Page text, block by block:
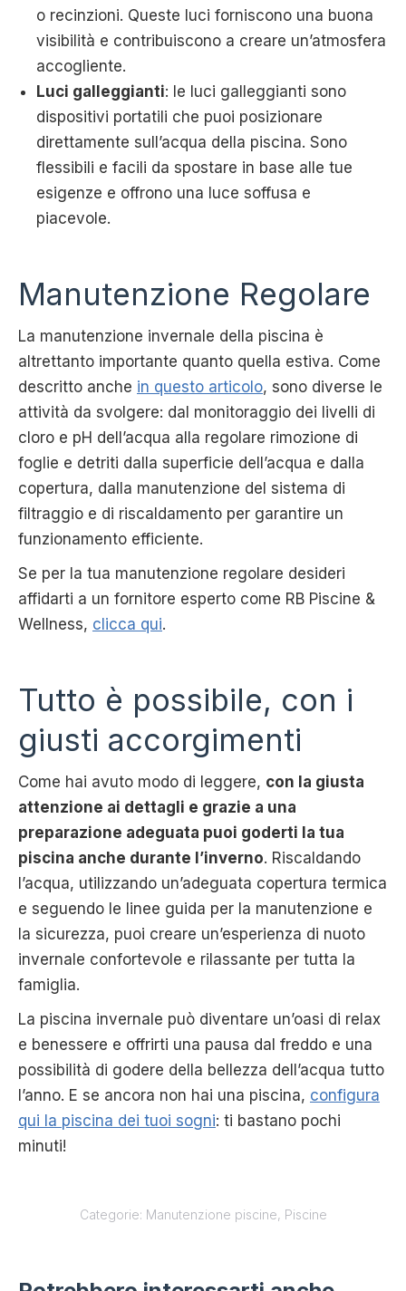
o recinzioni. Queste luci forniscono una buona
visibilità e contribuiscono a creare un’atmosfera
accogliente.
Luci galleggianti: le luci galleggianti sono
dispositivi portatili che puoi posizionare
direttamente sull’acqua della piscina. Sono
flessibili e facili da spostare in base alle tue
esigenze e offrono una luce soffusa e
piacevole.
Manutenzione Regolare
La manutenzione invernale della piscina è
altrettanto importante quanto quella estiva. Come
descritto anche in questo articolo, sono diverse le
attività da svolgere: dal monitoraggio dei livelli di
cloro e pH dell’acqua alla regolare rimozione di
foglie e detriti dalla superficie dell’acqua e dalla
copertura, dalla manutenzione del sistema di
filtraggio e di riscaldamento per garantire un
funzionamento efficiente.
Se per la tua manutenzione regolare desideri
affidarti a un fornitore esperto come RB Piscine &
Wellness, clicca qui.
Tutto è possibile, con i
giusti accorgimenti
Come hai avuto modo di leggere, con la giusta
attenzione ai dettagli e grazie a una
preparazione adeguata puoi goderti la tua
piscina anche durante l’inverno. Riscaldando
l’acqua, utilizzando un’adeguata copertura termica
e seguendo le linee guida per la manutenzione e
la sicurezza, puoi creare un’esperienza di nuoto
invernale confortevole e rilassante per tutta la
famiglia.
La piscina invernale può diventare un’oasi di relax
e benessere e offrirti una pausa dal freddo e una
possibilità di godere della bellezza dell’acqua tutto
l’anno. E se ancora non hai una piscina, configura
qui la piscina dei tuoi sogni: ti bastano pochi
minuti!
Categorie: Manutenzione piscine, Piscine